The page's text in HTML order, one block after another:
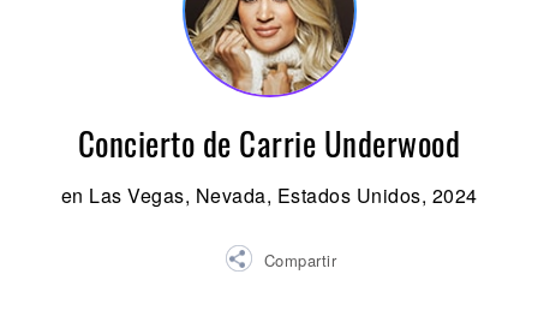
Concierto de Carrie Underwood
en Las Vegas, Nevada, Estados Unidos, 2024
Compartir